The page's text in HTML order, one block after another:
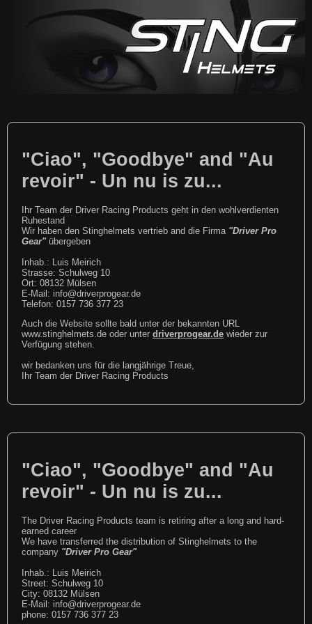
"Ciao", "Goodbye" and "Au
revoir" - Un nu is zu...
Ihr Team der Driver Racing Products geht in den wohlverdienten
Ruhestand
Wir haben den Stinghelmets vertrieb and die Firma "Driver Pro
Gear"übergeben
Inhab.: Luis Meirich
Strasse: Schulweg 10
Ort: 08132 Mülsen
E-Mail: info@driverprogear.de
Telefon: 0157 736 377 23
Auch die Website sollte bald unter der bekannten URL
www.stinghelmets.de oder unter driverprogear.de wieder zur
Verfügung stehen.
wir bedanken uns für die langjährige Treue,
Ihr Team der Driver Racing Products
"Ciao", "Goodbye" and "Au
revoir" - Un nu is zu...
The Driver Racing Products team is retiring after a long and hard-
earned career
We have transferred the distribution of Stinghelmets to the
company "Driver Pro Gear"
Inhab.: Luis Meirich
Street: Schulweg 10
City: 08132 Mülsen
E-Mail: info@driverprogear.de
phone: 0157 736 377 23